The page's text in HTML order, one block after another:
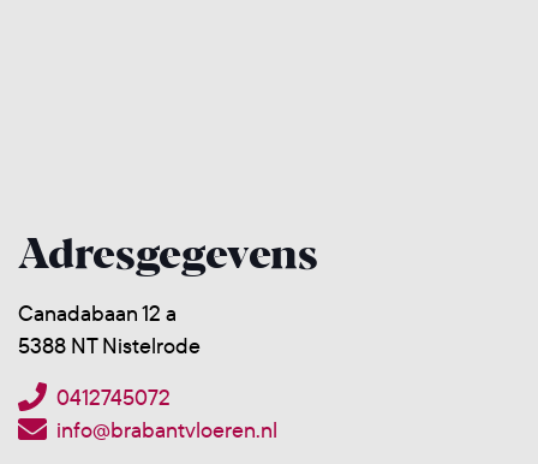
Adresgegevens
Canadabaan 12 a
5388 NT Nistelrode
0412745072
info@brabantvloeren.nl